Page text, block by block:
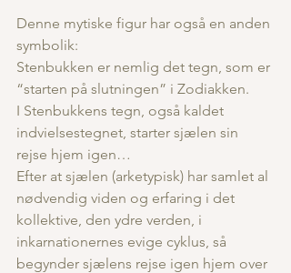
Denne mytiske figur har også en anden
symbolik:
Stenbukken er nemlig det tegn, som er
“starten på slutningen” i Zodiakken.
I Stenbukkens tegn, også kaldet
indvielsestegnet, starter sjælen sin
rejse hjem igen…
Efter at sjælen (arketypisk) har samlet al
nødvendig viden og erfaring i det
kollektive, den ydre verden, i
inkarnationernes evige cyklus, så
begynder sjælens rejse igen hjem over